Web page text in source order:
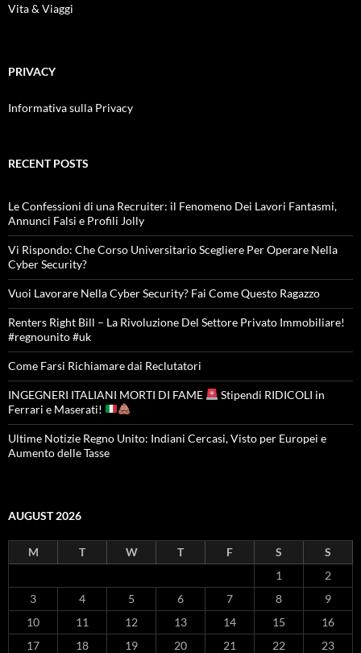
Vita & Viaggi
PRIVACY
Informativa sulla Privacy
RECENT POSTS
Le Confessioni di una Recruiter: il Fenomeno Dei Lavori Fantasmi,
Annunci Falsi e Profili Jolly
Vi Rispondo: Che Corso Universitario Scegliere Per Operare Nella
Cyber Security?
Vuoi Lavorare Nella Cyber Security? Fai Come Questo Ragazzo
Renters Right Bill – La Rivoluzione Del Settore Privato Immobiliare!
#regnounito #uk
Come Farsi Richiamare dai Reclutatori
INGEGNERI ITALIANI MORTI DI FAME
Stipendi RIDICOLI in
Ferrari e Maserati!
Ultime Notizie Regno Unito: Indiani Cercasi, Visto per Europei e
Aumento delle Tasse
AUGUST 2026
M T W T F S
S
1
2
3
4 5 6 7 8
9
10
11 12 13 14 15
16
17
18 19 20 21 22
23